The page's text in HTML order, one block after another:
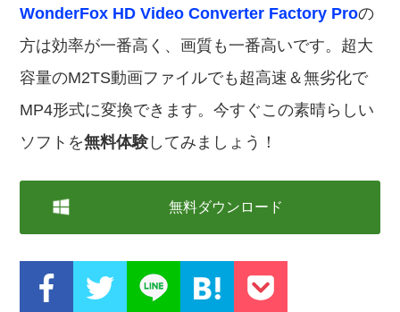
WonderFox HD Video Converter Factory Proの
方は効率が一番高く、画質も一番高いです。超大
容量のM2TS動画ファイルでも超高速＆無劣化で
MP4形式に変換できます。今すぐこの素晴らしい
ソフトを無料体験 してみましょう！
無料ダウンロード